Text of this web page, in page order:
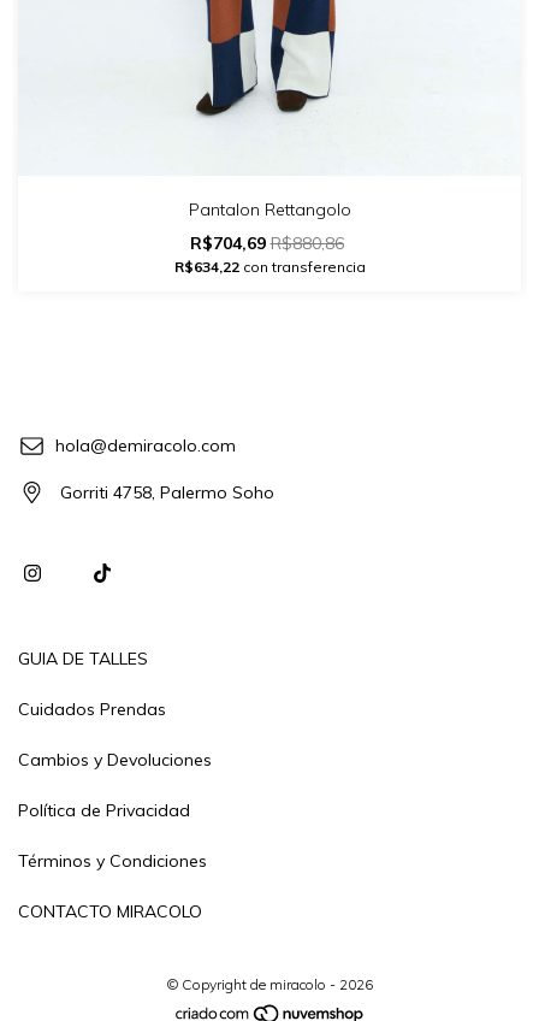
Pantalon Rettangolo
R$704,69R$880,86
R$634,22con transferencia
hola@demiracolo.com
Gorriti 4758, Palermo Soho
GUIA DE TALLES
Cuidados Prendas
Cambios y Devoluciones
Política de Privacidad
Términos y Condiciones
CONTACTO MIRACOLO
© Copyright de miracolo - 2026